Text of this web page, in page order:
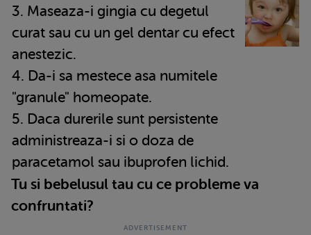
3. Maseaza-i gingia cu degetul
curat sau cu un gel dentar cu efect
anestezic.
4. Da-i sa mestece asa numitele
"granule" homeopate.
5. Daca durerile sunt persistente
administreaza-i si o doza de
paracetamol sau ibuprofen lichid.
Tu si bebelusul tau cu ce probleme va
confruntati?